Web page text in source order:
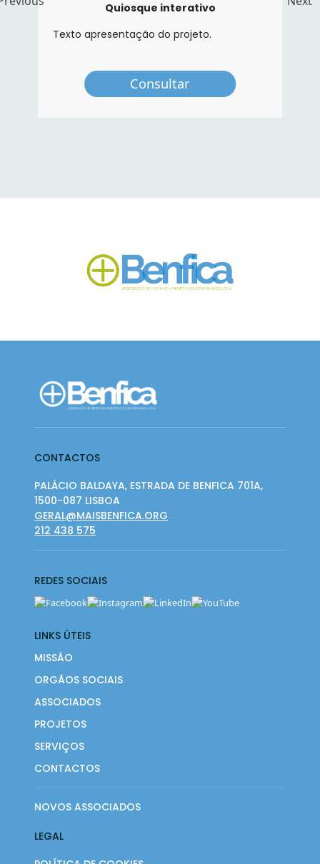
Quiosque interativo
Texto apresentação do projeto.
Consultar
CONTACTOS
PALÁCIO BALDAYA, ESTRADA DE BENFICA 701A,
1500-087 LISBOA
GERAL@MAISBENFICA.ORG
212 438 575
REDES SOCIAIS
LINKS ÚTEIS
MISSÃO
ORGÃOS SOCIAIS
ASSOCIADOS
PROJETOS
SERVIÇOS
CONTACTOS
NOVOS ASSOCIADOS
LEGAL